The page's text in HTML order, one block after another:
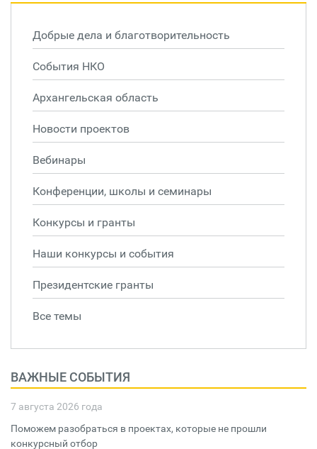
Добрые дела и благотворительность
События НКО
Архангельская область
Новости проектов
Вебинары
Конференции, школы и семинары
Конкурсы и гранты
Наши конкурсы и события
Президентские гранты
Все темы
ВАЖНЫЕ СОБЫТИЯ
7 августа 2026 года
Поможем разобраться в проектах, которые не прошли
конкурсный отбор